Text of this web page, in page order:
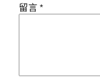
留言*